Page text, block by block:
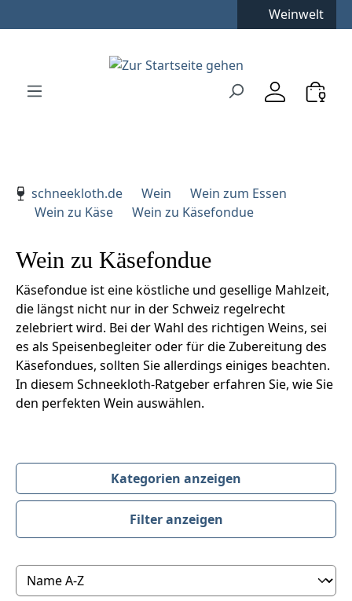
Zur Hauptnavigation springen
Weinwelt
schneekloth.de
Wein
Wein zum Essen
Wein zu Käse
Wein zu Käsefondue
Wein zu Käsefondue
Käsefondue ist eine köstliche und gesellige Mahlzeit,
die längst nicht nur in der Schweiz regelrecht
zelebriert wird. Bei der Wahl des richtigen Weins, sei
es als Speisenbegleiter oder für die Zubereitung des
Käsefondues, sollten Sie allerdings einiges beachten.
In diesem Schneekloth-Ratgeber erfahren Sie, wie Sie
den perfekten Wein auswählen.
Kategorien anzeigen
Filter anzeigen
Produktübersicht